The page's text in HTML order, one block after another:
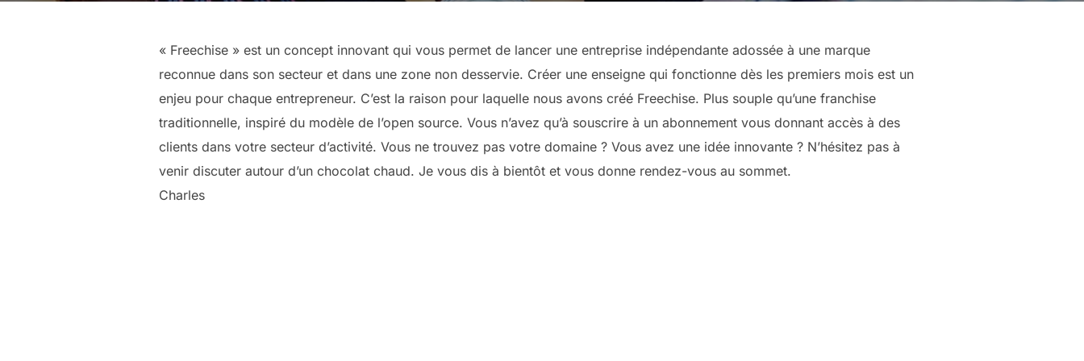
« Freechise » est un concept innovant qui vous permet de lancer une entreprise indépendante adossée à une marque
reconnue dans son secteur et dans une zone non desservie. Créer une enseigne qui fonctionne dès les premiers mois est un
enjeu pour chaque entrepreneur. C’est la raison pour laquelle nous avons créé Freechise. Plus souple qu’une franchise
traditionnelle, inspiré du modèle de l’open source. Vous n’avez qu’à souscrire à un abonnement vous donnant accès à des
clients dans votre secteur d’activité. Vous ne trouvez pas votre domaine ? Vous avez une idée innovante ? N’hésitez pas à
venir discuter autour d’un chocolat chaud. Je vous dis à bientôt et vous donne rendez-vous au sommet.
Charles